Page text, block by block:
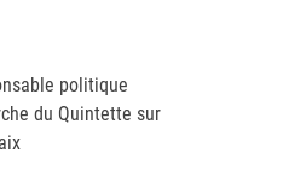
politique
du Quintette sur